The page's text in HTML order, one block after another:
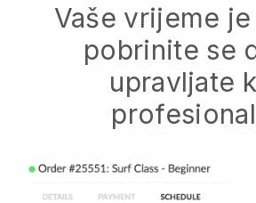
Vaše vrijeme
pobrinite se
upravljate